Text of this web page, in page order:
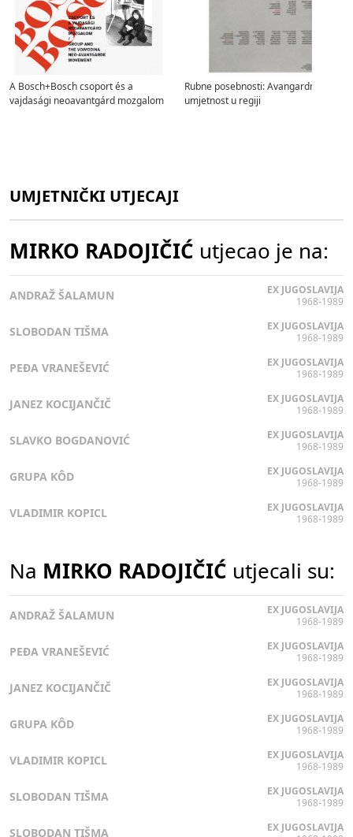
A Bosch+Bosch csoport és a
vajdasági neoavantgárd mozgalom
Rubne posebnosti: Avangardna
umjetnost u regiji
UMJETNIČKI UTJECAJI
MIRKO RADOJIČIĆ utjecao je na:
ANDRAŽ ŠALAMUN
EX JUGOSLAVIJA
1968-1989
SLOBODAN TIŠMA
EX JUGOSLAVIJA
1968-1989
PEĐA VRANEŠEVIĆ
EX JUGOSLAVIJA
1968-1989
JANEZ KOCIJANČIČ
EX JUGOSLAVIJA
1968-1989
SLAVKO BOGDANOVIĆ
EX JUGOSLAVIJA
1968-1989
GRUPA KÔD
EX JUGOSLAVIJA
1968-1989
VLADIMIR KOPICL
EX JUGOSLAVIJA
1968-1989
Na MIRKO RADOJIČIĆ utjecali su:
ANDRAŽ ŠALAMUN
EX JUGOSLAVIJA
1968-1989
PEĐA VRANEŠEVIĆ
EX JUGOSLAVIJA
1968-1989
JANEZ KOCIJANČIČ
EX JUGOSLAVIJA
1968-1989
GRUPA KÔD
EX JUGOSLAVIJA
1968-1989
VLADIMIR KOPICL
EX JUGOSLAVIJA
1968-1989
SLOBODAN TIŠMA
EX JUGOSLAVIJA
1968-1989
SLOBODAN TIŠMA
EX JUGOSLAVIJA